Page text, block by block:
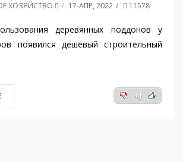
ХОЗЯЙСТВО 17-АПР, 2022 11578
деревянных поддонов у
появился дешевый строительный
+1